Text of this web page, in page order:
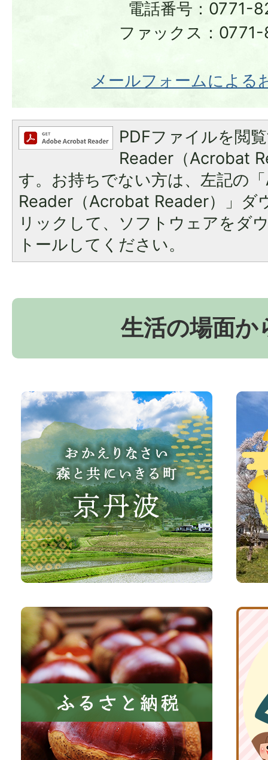
電話番号：0771-
ファックス：
メールフォームによる
PDFファイルを閲
Reader（Acrobat
す。お持ちでない方は、左記の
Reader（Acrobat Reader）」ダ
リックして、ソフトウェアをダ
トールしてください。
生活の場面か
お
か
え
り
な
さ
い、
森
共
に
い
き
町
京
波
町
観
光
サ
イ
ふ
る
さ
と
税
京
波
子
育
て